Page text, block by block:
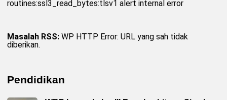
routines:ssl3_read_bytes:tlsv1 alert internal error
Masalah RSS: WP HTTP Error: URL yang sah tidak
diberikan.
Pendidikan